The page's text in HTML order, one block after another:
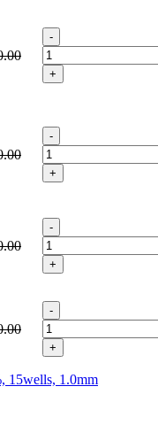
-
+
-
+
-
+
-
+
15wells, 1.0mm